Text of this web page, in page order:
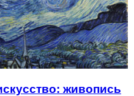
живопись